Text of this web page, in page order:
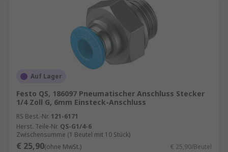
Auf Lager
Festo QS, 186097 Pneumatischer Anschluss Stecker
1/4 Zoll G, 6mm Einsteck-Anschluss
RS Best.-Nr. 121-6171
Herst. Teile-Nr. QS-G1/4-6
Zwischensumme (1 Beutel mit 10 Stück)
€ 25,90(ohne MwSt.) € 25,90/Beutel